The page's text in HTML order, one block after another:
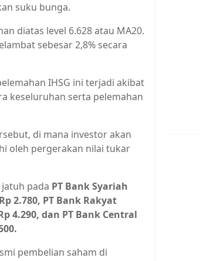
suku bunga.
diatas level 6.628 atau MA20.
sebesar 2,8% secara
IHSG ini terjadi akibat
keseluruhan serta pelemahan
di mana investor akan
oleh pergerakan nilai tukar
pada PT Bank Syariah
2.780, PT Bank Rakyat
4.290, dan PT Bank Central
pembelian saham di